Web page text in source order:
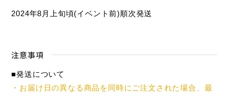
2024年8月上旬頃(イベント前)順次発送
注意事項
■発送について
・お届け日の異なる商品を同時にご注文された場合、最